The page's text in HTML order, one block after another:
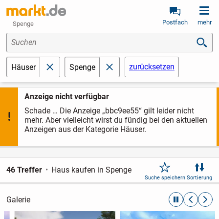
Spenge Postfach mehr
Anzeige nicht verfügbar
Schade … Die Anzeige „bbc9ee55“ gilt leider nicht
mehr. Aber vielleicht wirst du fündig bei den aktuellen
Anzeigen aus der Kategorie Häuser.
Suchen
Häuser schließenSpenge schließenzurücksetzen
46 Treffer Haus kaufen in Spenge
Suche speichern Sortierung
Galerie automatische